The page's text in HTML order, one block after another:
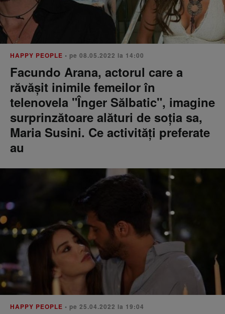
HAPPY PEOPLE • pe 08.05.2022 la 14:00
Facundo Arana, actorul care a
răvășit inimile femeilor în
telenovela "Înger Sălbatic", imagine
surprinzătoare alături de soția sa,
Maria Susini. Ce activități preferate
au
HAPPY PEOPLE • pe 25.04.2022 la 19:04